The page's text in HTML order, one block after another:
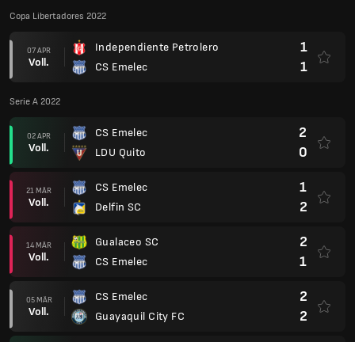
Copa Libertadores 2022
07 APR
Voll.
Independiente Petrolero
CS Emelec
1
1
Serie A 2022
02 APR
Voll.
CS Emelec
LDU Quito
2
0
21 MÄR
Voll.
CS Emelec
Delfin SC
1
2
14 MÄR
Voll.
Gualaceo SC
CS Emelec
2
1
05 MÄR
Voll.
CS Emelec
Guayaquil City FC
2
2